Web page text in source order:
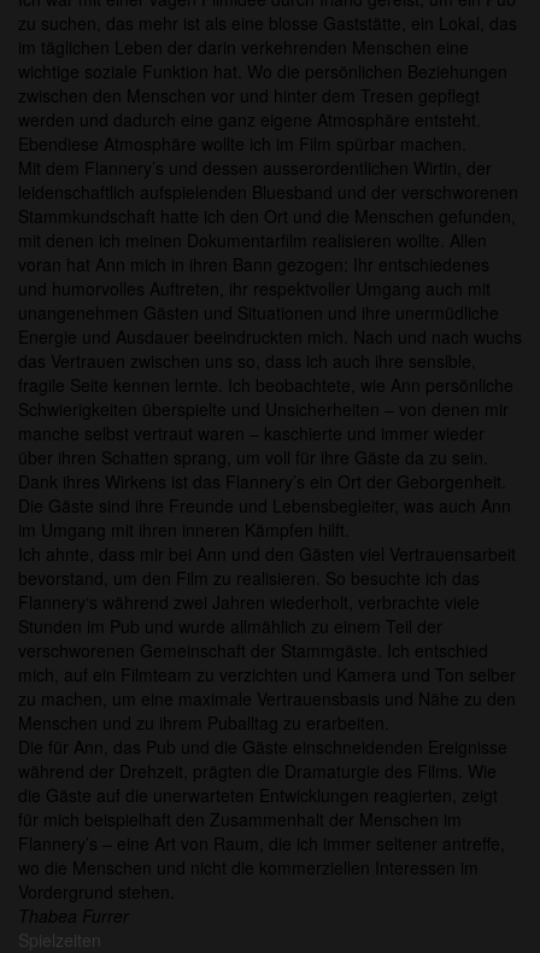
zu suchen, das mehr ist als eine blosse Gaststätte, ein Lokal, das
im täglichen Leben der darin verkehrenden Menschen eine
wichtige soziale Funktion hat. Wo die persönlichen Beziehungen
zwischen den Menschen vor und hinter dem Tresen gepflegt
werden und dadurch eine ganz eigene Atmosphäre entsteht.
Ebendiese Atmosphäre wollte ich im Film spürbar machen.
Mit dem Flannery’s und dessen ausserordentlichen Wirtin, der
leidenschaftlich aufspielenden Bluesband und der verschworenen
Stammkundschaft hatte ich den Ort und die Menschen gefunden,
mit denen ich meinen Dokumentarfilm realisieren wollte. Allen
voran hat Ann mich in ihren Bann gezogen: Ihr entschiedenes
und humorvolles Auftreten, ihr respektvoller Umgang auch mit
unangenehmen Gästen und Situationen und ihre unermüdliche
Energie und Ausdauer beeindruckten mich. Nach und nach wuchs
das Vertrauen zwischen uns so, dass ich auch ihre sensible,
fragile Seite kennen lernte. Ich beobachtete, wie Ann persönliche
Schwierigkeiten überspielte und Unsicherheiten – von denen mir
manche selbst vertraut waren – kaschierte und immer wieder
über ihren Schatten sprang, um voll für ihre Gäste da zu sein.
Dank ihres Wirkens ist das Flannery’s ein Ort der Geborgenheit.
Die Gäste sind ihre Freunde und Lebensbegleiter, was auch Ann
im Umgang mit ihren inneren Kämpfen hilft.
Ich ahnte, dass mir bei Ann und den Gästen viel Vertrauensarbeit
bevorstand, um den Film zu realisieren. So besuchte ich das
Flannery‘s während zwei Jahren wiederholt, verbrachte viele
Stunden im Pub und wurde allmählich zu einem Teil der
verschworenen Gemeinschaft der Stammgäste. Ich entschied
mich, auf ein Filmteam zu verzichten und Kamera und Ton selber
zu machen, um eine maximale Vertrauensbasis und Nähe zu den
Menschen und zu ihrem Puballtag zu erarbeiten.
Die für Ann, das Pub und die Gäste einschneidenden Ereignisse
während der Drehzeit, prägten die Dramaturgie des Films. Wie
die Gäste auf die unerwarteten Entwicklungen reagierten, zeigt
für mich beispielhaft den Zusammenhalt der Menschen im
Flannery’s – eine Art von Raum, die ich immer seltener antreffe,
wo die Menschen und nicht die kommerziellen Interessen im
Vordergrund stehen.
Thabea Furrer
Spielzeiten